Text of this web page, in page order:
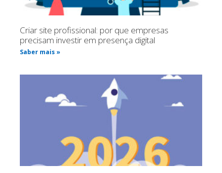
Criar site profissional: por que empresas
precisam investir em presença digital
Saber mais »